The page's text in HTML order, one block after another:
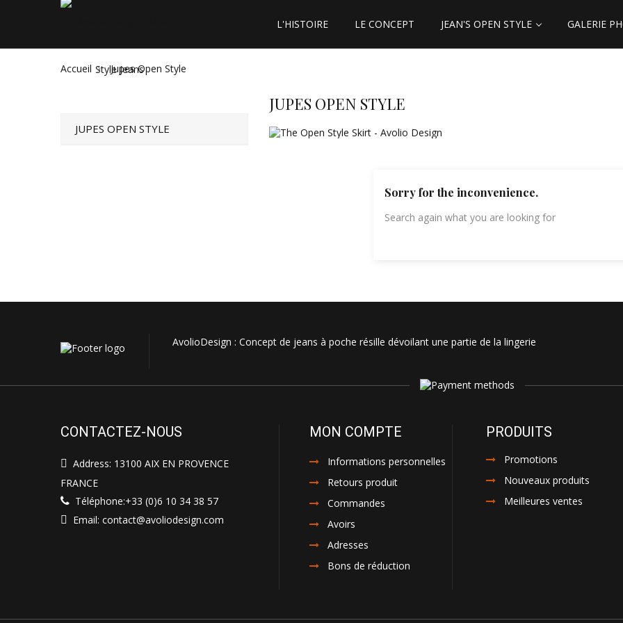
L'HISTOIRE LE CONCEPT JEAN'S OPEN STYLE GALERIE
Accueil Jupes Open Style
JUPES OPEN STYLE
JUPES OPEN STYLE
Sorry for the inconvenience.
Search again what you are looking for
AvolioDesign : Concept de jeans à poche résille dévoilant une partie de la lingerie
CONTACTEZ-NOUS
Address: 13100 AIX EN PROVENCE
FRANCE
Téléphone:+33 (0)6 10 34 38 57
Email: contact@avoliodesign.com
MON COMPTE
Informations personnelles
Retours produit
Commandes
Avoirs
Adresses
Bons de réduction
PRODUITS
Promotions
Nouveaux produits
Meilleures ventes